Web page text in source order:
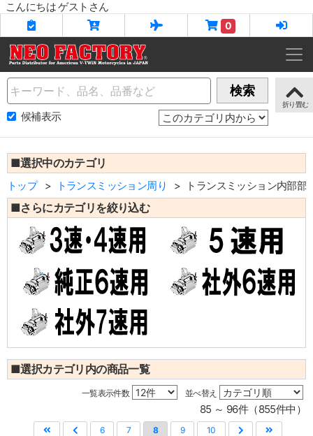
こんにちは ゲストさん
0
Name 検索
候補表示
■選択中のカテゴリ
トップ トランスミッション周り トランスミッション内部部
■さらにカテゴリを絞り込む
■選択カテゴリ内の商品一覧
一覧表示件数 並べ替え
85 ～ 96件（855件中）
6 7 8 9 10